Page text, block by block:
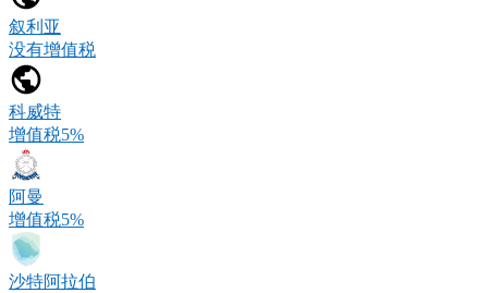
叙利亚
没有增值税
科威特
增值税5%
阿曼
增值税5%
沙特阿拉伯